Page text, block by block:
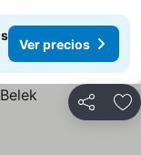
Ver precios
Compartir